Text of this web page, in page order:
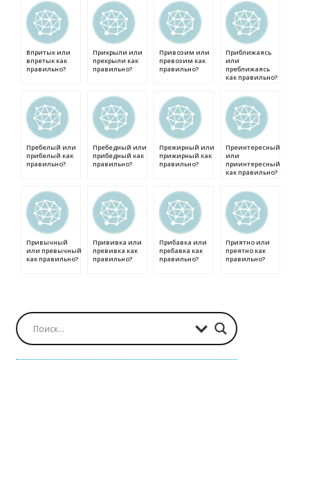
Впритык или
впретык как
правильно?
Прикрыли или
прекрыли как
правильно?
Привозим или
превозим как
правильно?
Приближаясь
или
преближаясь
как правильно?
Пребелый или
прибелый как
правильно?
Пребедный или
прибедный как
правильно?
Прежирный или
прижирный как
правильно?
Преинтересный
или
приинтересный
как правильно?
Привычный
или превычный
как правильно?
Прививка или
превивка как
правильно?
Прибавка или
пребавка как
правильно?
Приятно или
преятно как
правильно?